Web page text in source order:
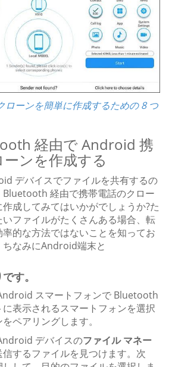
ローンを簡単に作成するための 8 つ
経由で Android 携
ンを作成する
デバイスでファイルを共有するの
Bluetooth 経由で携帯電話のクロー
成してみてはいかがでしょうか?た
ファイルがたくさんある場合、転
的な方法ではないことを知ってお
ちなみにAndroid端末と
す。
スマートフォンで Bluetooth
表示されるスマートフォンを選択
ペアリングします。
デバイスのファイル マネー
するファイルを見つけます。次